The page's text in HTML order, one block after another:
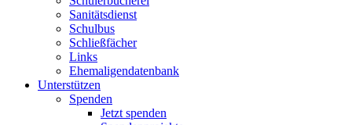
Sanitätsdienst
Schulbus
Schließfächer
Links
Ehemaligendatenbank
Unterstützen
Spenden
Jetzt spenden